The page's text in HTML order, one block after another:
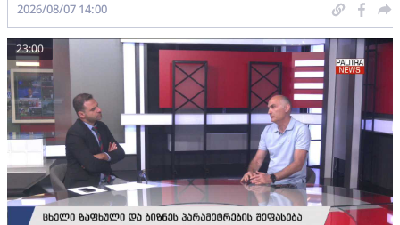
2026/08/07 14:00
23:00